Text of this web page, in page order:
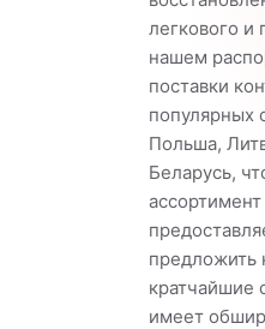
легкового и
нашем
поставки
популярных
Польша,
Беларусь,
предложить
кратчайшие
имеет